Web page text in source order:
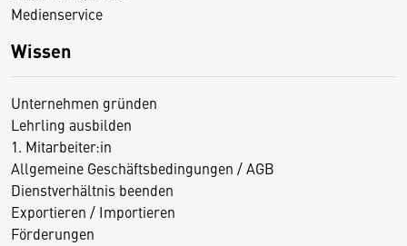
Medienservice
Wissen
Unternehmen gründen
Lehrling ausbilden
1. Mitarbeiter:in
Allgemeine Geschäftsbedingungen / AGB
Dienstverhältnis beenden
Exportieren / Importieren
Förderungen